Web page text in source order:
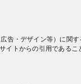
告・デザイン等）に関
イトからの引用である